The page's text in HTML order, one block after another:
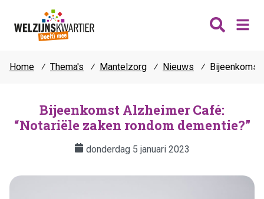
Noordwijk
Thema's
Jongeren
Contact
Home ⁄ Thema's ⁄ Mantelzorg ⁄ Nieuws ⁄ Bijeenkomst
Bijeenkomst Alzheimer Café:
“Notariële zaken rondom dementie?”
donderdag 5 januari 2023